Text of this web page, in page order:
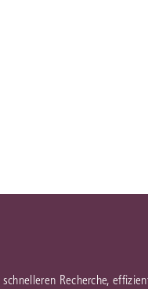
Recherche,